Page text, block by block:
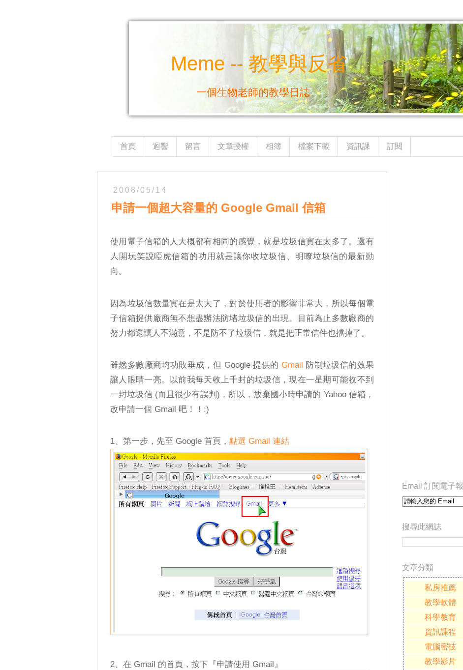
Meme -- 教學與反省
一個生物老師的教學日誌
首頁 迴響 留言 文章授權 相簿 檔案下載 資訊課 訂閱
2008/05/14
申請一個超大容量的 Google Gmail 信箱
使用電子信箱的人大概都有相同的感覺，就是垃圾信實在太多了。還有
人開玩笑說啞虎信箱的功用就是讓你收垃圾信、明瞭垃圾信的最新動
向。
因為垃圾信數量實在是太大了，對於使用者的影響非常大，所以每個電
子信箱提供廠商無不想盡辦法防堵垃圾信的出現。目前為止多數廠商的
努力都還讓人不滿意，不是防不了垃圾信，就是把正常信件也擋掉了。
雖然多數廠商均功敗垂成，但 Google 提供的 Gmail 防制垃圾信的效果
讓人眼睛一亮。以前我每天收上千封的垃圾信，現在一星期可能收不到
一封垃圾信 (而且很少有誤判)，所以，放棄國小時申請的 Yahoo 信箱，
改申請一個 Gmail 吧！！:)
1、第一步，先至 Google 首頁， 點選 Gmail 連結
2、在 Gmail 的首頁，按下『申請使用 Gmail』
Email 訂閱電子報
搜尋此網誌
文章分類
私房推薦
教學軟體
科學教育
資訊課程
電腦密技
教學影片